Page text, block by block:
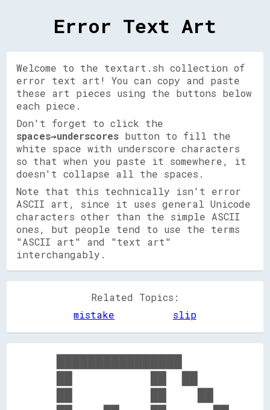
Error Text Art
Welcome to the textart.sh collection of
error text art! You can copy and paste
these art pieces using the buttons below
each piece.
Don't forget to click the
spaces→underscores button to fill the
white space with underscore characters
so that when you paste it somewhere, it
doesn't collapse all the spaces.
Note that this technically isn't error
ASCII art, since it uses general Unicode
characters other than the simple ASCII
ones, but people tend to use the terms
"ASCII art" and "text art"
interchangably.
Related Topics:
mistake
slip